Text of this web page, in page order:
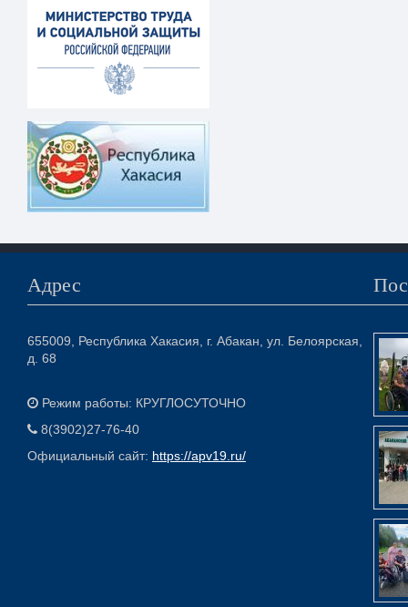
Адрес
655009, Республика Хакасия, г. Абакан, ул. Белоярская,
д. 68
Режим работы: КРУГЛОСУТОЧНО
8(3902)27-76-40
Официальный сайт: https://apv19.ru/